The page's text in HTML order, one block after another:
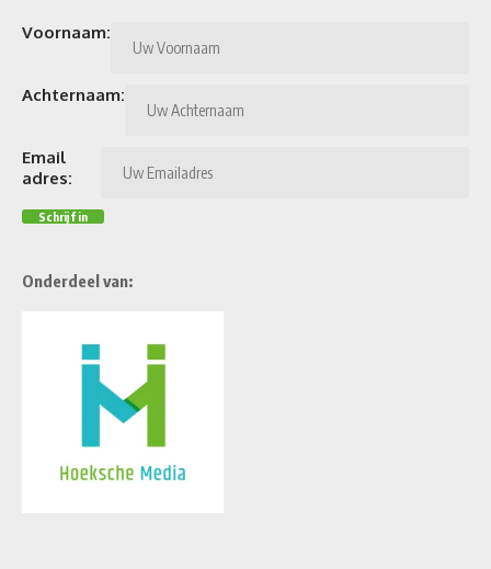
Voornaam:
Achternaam:
Email
adres:
Onderdeel van: